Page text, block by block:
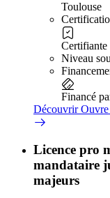
Toulouse
Certifiante
Niveau
Financé
DécouvrirOuvre
Licence pro
mandataire
majeurs